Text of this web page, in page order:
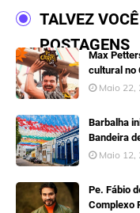
TALVEZ
POSTAGENS
Max
cultural no
Maio 22,
Barbalha
Bandeira
Maio 12,
Pe. Fábio
Complexo